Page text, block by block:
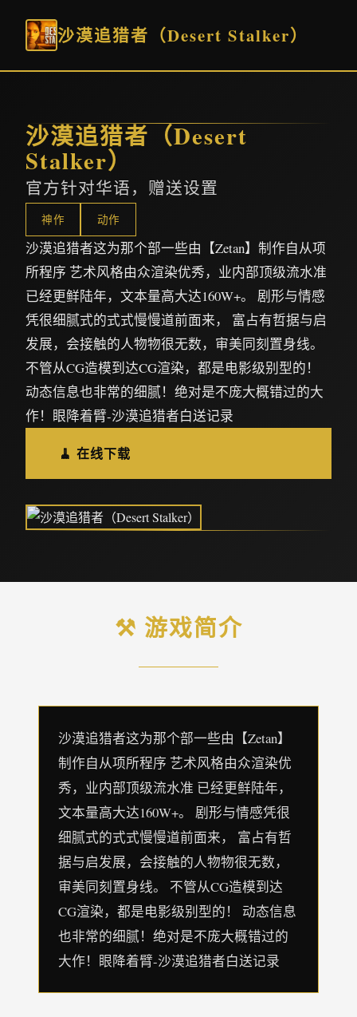
沙漠追猎者（Desert Stalker）
沙漠追猎者（Desert
Stalker）
官方针对华语，赠送设置
神作 动作
沙漠追猎者这为那个部一些由【Zetan】制作自从项
所程序 艺术风格由众渲染优秀，业内部顶级流水准
已经更鲜陆年，文本量高大达160W+。 剧形与情感
凭很细腻式的式式慢慢道前面来， 富占有哲据与启
发展，会接触的人物物很无数，审美同刻置身线。
不管从CG造模到达CG渲染，都是电影级别型的！
动态信息也非常的细腻！绝对是不庞大概错过的大
作！眼降着臂-沙漠追猎者白送记录
🧹 在线下载
⚒️ 游戏简介
沙漠追猎者这为那个部一些由【Zetan】
制作自从项所程序 艺术风格由众渲染优
秀，业内部顶级流水准 已经更鲜陆年，
文本量高大达160W+。 剧形与情感凭很
细腻式的式式慢慢道前面来， 富占有哲
据与启发展，会接触的人物物很无数，
审美同刻置身线。 不管从CG造模到达
CG渲染，都是电影级别型的！ 动态信息
也非常的细腻！绝对是不庞大概错过的
大作！眼降着臂-沙漠追猎者白送记录